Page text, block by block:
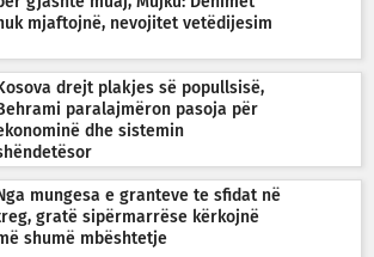
mjaftojnë, nevojitet vetëdijesim
Kosova drejt plakjes së popullsisë,
Behrami paralajmëron pasoja për
dhe sistemin
mungesa e granteve te sfidat në
gratë sipërmarrëse kërkojnë
shumë mbështetje